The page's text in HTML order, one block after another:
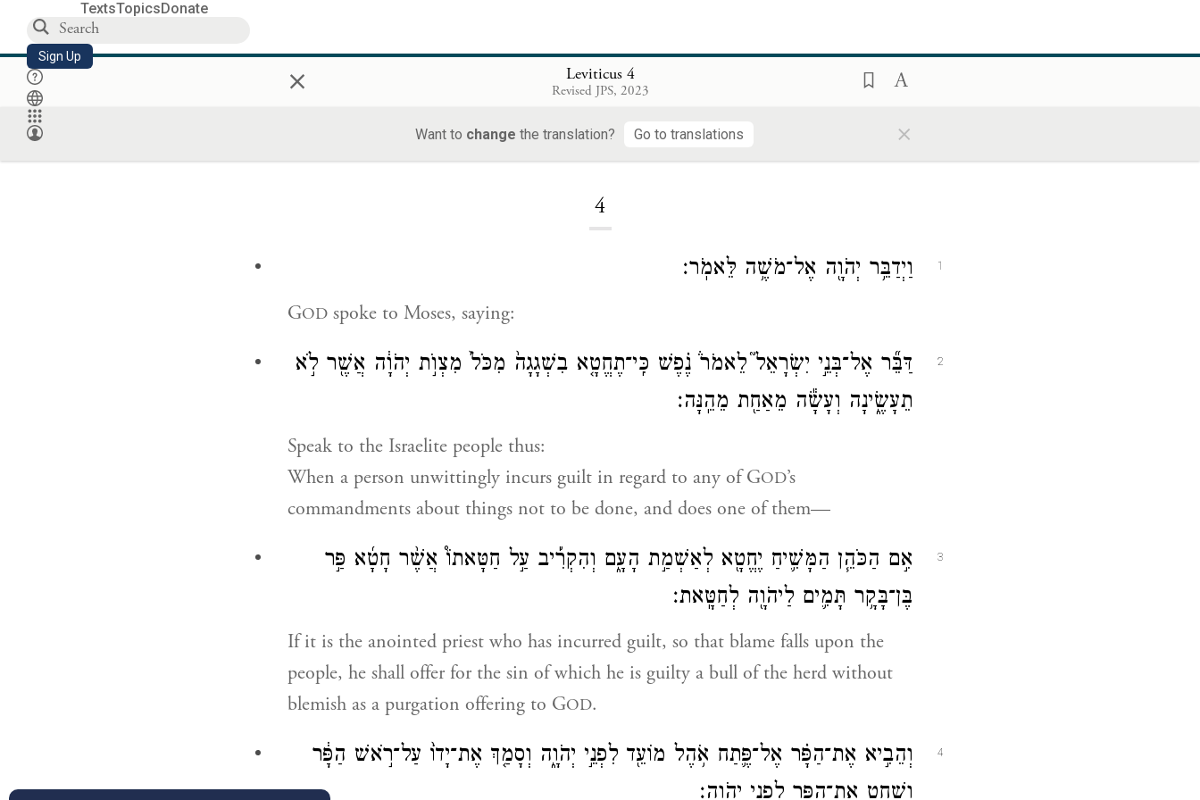
TextsTopicsDonate
Sign Up × Leviticus 4
Revised JPS, 2023
Want to change the translation? Go to translations ×
4
1 וַיְדַבֵּ֥ר יְהֹוָ֖ה אֶל־מֹשֶׁ֥ה לֵּאמֹֽר׃
GOD spoke to Moses, saying:
2
דַּבֵּ֞ר אֶל־בְּנֵ֣י יִשְׂרָאֵל֮ לֵאמֹר֒ נֶ֗פֶשׁ כִּֽי־תֶחֱטָ֤א בִשְׁגָגָה֙ מִכֹּל֙ מִצְוֺ֣ת יְהֹוָ֔ה אֲשֶׁ֖ר לֹ֣א
תֵעָשֶׂ֑ינָה וְעָשָׂ֕ה מֵאַחַ֖ת מֵהֵֽנָּה׃
Speak to the Israelite people thus:
When a person unwittingly incurs guilt in regard to any of GOD’s
commandments about things not to be done, and does one of them—
3
אִ֣ם הַכֹּהֵ֧ן הַמָּשִׁ֛יחַ יֶחֱטָ֖א לְאַשְׁמַ֣ת הָעָ֑ם וְהִקְרִ֡יב עַ֣ל חַטָּאתוֹ֩ אֲשֶׁ֨ר חָטָ֜א פַּ֣ר
בֶּן־בָּקָ֥ר תָּמִ֛ים לַיהֹוָ֖ה לְחַטָּֽאת׃
If it is the anointed priest who has incurred guilt, so that blame falls upon the
people, he shall offer for the sin of which he is guilty a bull of the herd without
blemish as a purgation offering to GOD.
4
וְהֵבִ֣יא אֶת־הַפָּ֗ר אֶל־פֶּ֛תַח אֹ֥הֶל מוֹעֵ֖ד לִפְנֵ֣י יְהֹוָ֑ה וְסָמַ֤ךְ אֶת־יָדוֹ֙ עַל־רֹ֣אשׁ הַפָּ֔ר